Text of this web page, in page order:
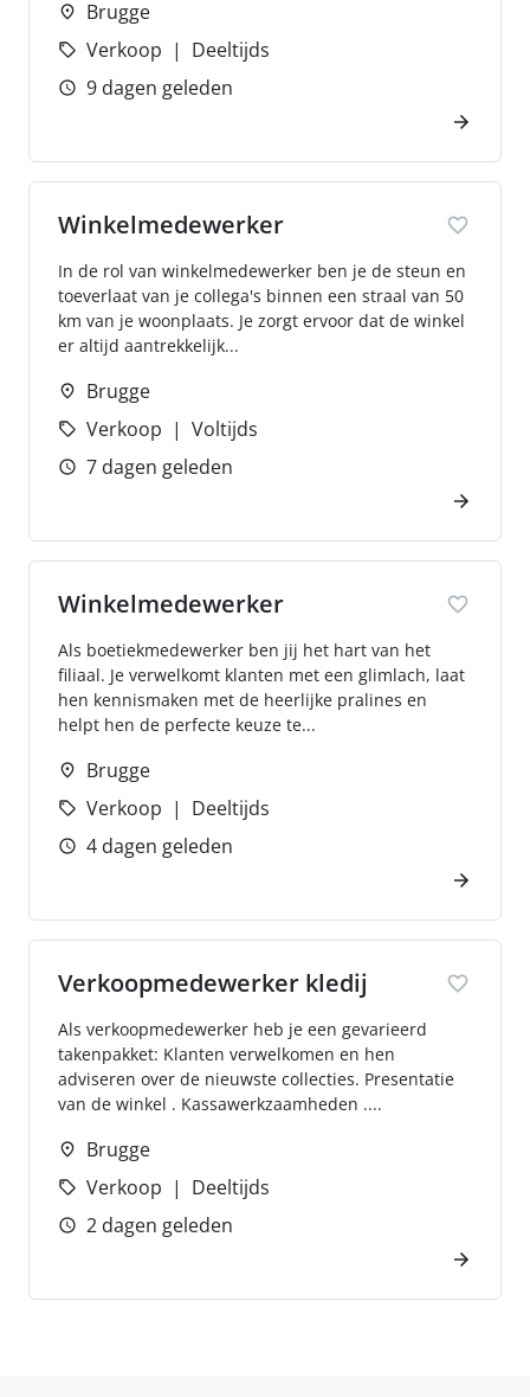
Brugge
Verkoop
Deeltijds
9 dagen geleden
Winkelmedewerker
In de rol van winkelmedewerker ben je de steun en
toeverlaat van je collega's binnen een straal van 50
km van je woonplaats. Je zorgt ervoor dat de winkel
er altijd aantrekkelijk...
Brugge
Verkoop
Voltijds
7 dagen geleden
Winkelmedewerker
Als boetiekmedewerker ben jij het hart van het
filiaal. Je verwelkomt klanten met een glimlach, laat
hen kennismaken met de heerlijke pralines en
helpt hen de perfecte keuze te...
Brugge
Verkoop
Deeltijds
4 dagen geleden
Verkoopmedewerker kledij
Als verkoopmedewerker heb je een gevarieerd
takenpakket: Klanten verwelkomen en hen
adviseren over de nieuwste collecties. Presentatie
van de winkel . Kassawerkzaamheden ....
Brugge
Verkoop
Deeltijds
2 dagen geleden